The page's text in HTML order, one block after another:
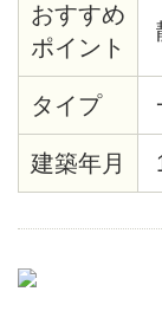
おすすめ
ポイント
タイプ
建築年月